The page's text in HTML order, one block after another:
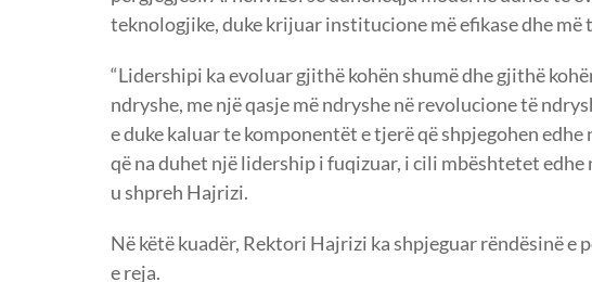
teknologjike, duke krijuar institucione më efikase dhe më
“Lidershipi ka evoluar gjithë kohën shumë dhe gjithë
ndryshe, me një qasje më ndryshe në revolucione të
e duke kaluar te komponentët e tjerë që shpjegohen
që na duhet një lidership i fuqizuar, i cili mbështetet
u shpreh Hajrizi.
Në këtë kuadër, Rektori Hajrizi ka shpjeguar rëndësinë e
e reja.